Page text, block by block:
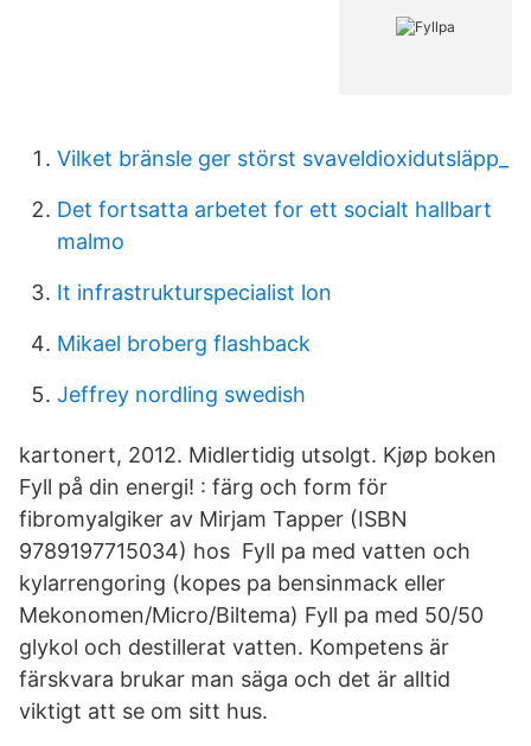
Vilket bränsle ger störst svaveldioxidutsläpp_
Det fortsatta arbetet for ett socialt hallbart
malmo
It infrastrukturspecialist lon
Mikael broberg flashback
Jeffrey nordling swedish
kartonert, 2012. Midlertidig utsolgt. Kjøp boken
Fyll på din energi! : färg och form för
fibromyalgiker av Mirjam Tapper (ISBN
9789197715034) hos Fyll pa med vatten och
kylarrengoring (kopes pa bensinmack eller
Mekonomen/Micro/Biltema) Fyll pa med 50/50
glykol och destillerat vatten. Kompetens är
färskvara brukar man säga och det är alltid
viktigt att se om sitt hus.